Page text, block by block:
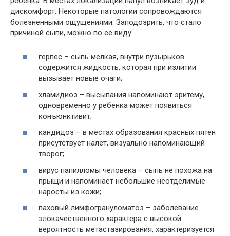
дискомфорт. Некоторые патологии сопровождаются
болезненными ощущениями. Заподозрить, что стало
причиной сыпи, можно по ее виду:
герпес – сыпь мелкая, внутри пузырьков
содержится жидкость, которая при излитии
вызывает новые очаги;
хламидиоз – высыпания напоминают эритему,
одновременно у ребенка может появиться
конъюнктивит;
кандидоз – в местах образования красных пятен
присутствует налет, визуально напоминающий
творог;
вирус папилломы человека – сыпь не похожа на
прыщи и напоминает небольшие неотделимые
наросты из кожи;
паховый лимфогрануломатоз – заболевание
злокачественного характера с высокой
вероятность метастазирования, характеризуется